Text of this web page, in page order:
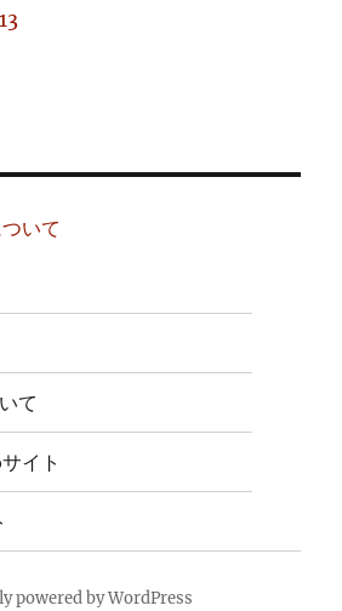
いて
て
イト
powered by WordPress